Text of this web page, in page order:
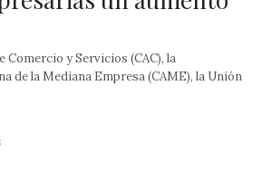
Comercio y Servicios (CAC), la
de la Mediana Empresa (CAME), la Unión